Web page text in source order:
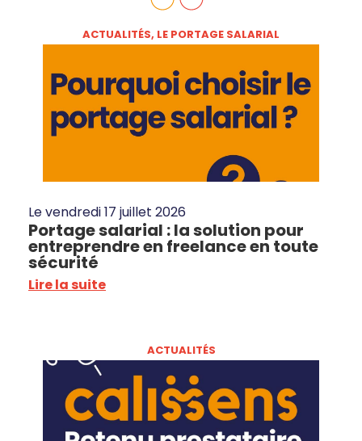
ACTUALITÉS, LE PORTAGE SALARIAL
Levendredi 17 juillet 2026
Portage salarial : la solution pour
entreprendre en freelance en toute
sécurité
Lire la suite
ACTUALITÉS